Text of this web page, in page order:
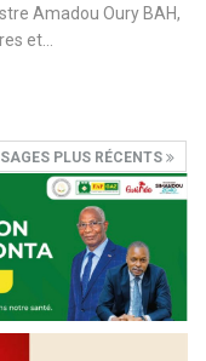
Amadou Oury BAH,
et…
PLUS RÉCENTS